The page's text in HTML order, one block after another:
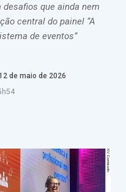
que ainda nem
central do painel “A
de eventos”
de maio de 2026